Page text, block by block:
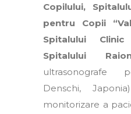
Copilului,
pentru Copii
Spitalului
Spitalului
ultrasonografe
Denschi,
monitorizare a